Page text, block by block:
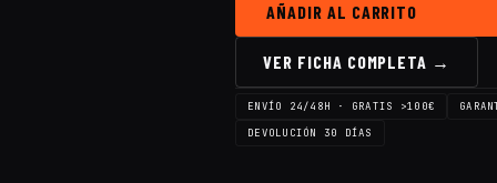
AÑADIR AL CARRITO
VER FICHA COMPLETA →
ENVÍO 24/48H · GRATIS >100€
DEVOLUCIÓN 30 DÍAS